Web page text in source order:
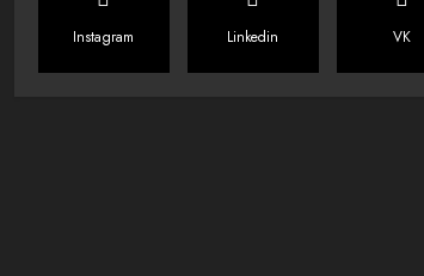
Instagram Linkedin VK